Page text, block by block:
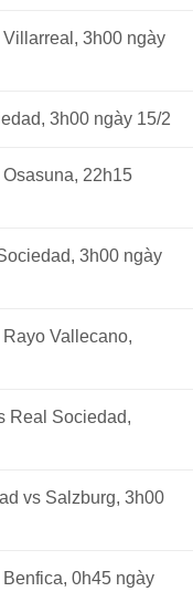
3h00 ngày
3h00 ngày 15/2
22h15
3h00 ngày
Vallecano,
Real Sociedad,
vs Salzburg, 3h00
0h45 ngày